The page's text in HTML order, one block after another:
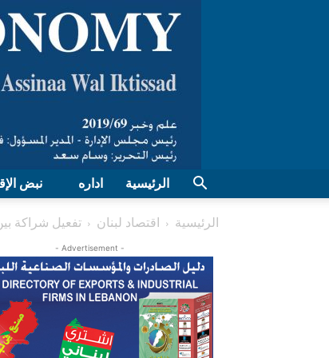
نبض اداره الرئيسية
الرئيسية اقتصاد لبنان
تفعيل شراكة
- Advertisement -